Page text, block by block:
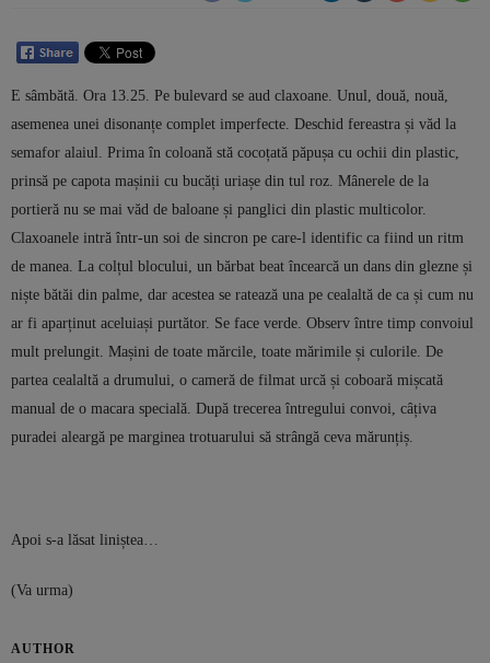
E sâmbătă. Ora 13.25. Pe bulevard se aud claxoane. Unul, două, nouă,
asemenea unei disonanțe complet imperfecte. Deschid fereastra și văd la
semafor alaiul. Prima în coloană stă cocoțată păpușa cu ochii din plastic,
prinsă pe capota mașinii cu bucăți uriașe din tul roz. Mânerele de la
portieră nu se mai văd de baloane și panglici din plastic multicolor.
Claxoanele intră într-un soi de sincron pe care-l identific ca fiind un ritm
de manea. La colțul blocului, un bărbat beat încearcă un dans din glezne și
niște bătăi din palme, dar acestea se ratează una pe cealaltă de ca și cum nu
ar fi aparținut aceluiași purtător. Se face verde. Observ între timp convoiul
mult prelungit. Mașini de toate mărcile, toate mărimile și culorile. De
partea cealaltă a drumului, o cameră de filmat urcă și coboară mișcată
manual de o macara specială. După trecerea întregului convoi, câțiva
puradei aleargă pe marginea trotuarului să strângă ceva mărunțiș.
Apoi s-a lăsat liniștea…
(Va urma)
AUTHOR